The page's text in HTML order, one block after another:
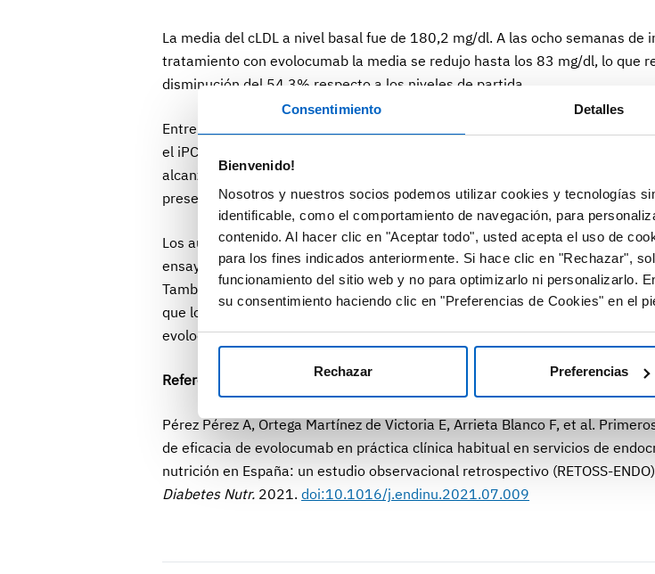
Consentimiento Detalles
Bienvenido!
Nosotros y nuestros socios podemos utilizar cookies y tecnologías
identificable, como el comportamiento de navegación, para
contenido. Al hacer clic en "Aceptar todo", usted acepta el uso de
para los fines indicados anteriormente. Si hace clic en "Rechazar",
funcionamiento del sitio web y no para optimizarlo ni personalizarlo.
su consentimiento haciendo clic en "Preferencias de Cookies" en el
Rechazar Preferencias
La media del cLDL a nivel basal fue de 180,2 mg/dl. A las ocho semanas de
tratamiento con evolocumab la media se redujo hasta los 83 mg/dl, lo que
disminución del 54,3% respecto a los niveles de partida.
Entre los pacientes diabéticos, la media del cLDL al inicio fue de 176,9 mg/
el iPCSK9 consiguió una reducción del 74%. Esto permitió que el 83% de
alcanzara niveles de cLDL por debajo de los 70 mg/dl, e incluso dos de cada
presentaron valores por debajo de los 50 mg/dl.
Los autores concluyen que estos resultados vienen a confirmar los
ensayos aleatorizados como en otros estudios observacionales de la
También destacan la alta adherencia al tratamiento a corto plazo (98,2%) y
que los pacientes partían de niveles basales de cLDL más elevados de los
evolocumab consiguió reducirlos de forma significativa en tan solo ocho
Referencia
Pérez Pérez A, Ortega Martínez de Victoria E, Arrieta Blanco F, et al.
de eficacia de evolocumab en práctica clínica habitual en servicios de
nutrición en España: un estudio observacional retrospectivo (RETOSS-
Diabetes Nutr. 2021.doi:10.1016/j.endinu.2021.07.009